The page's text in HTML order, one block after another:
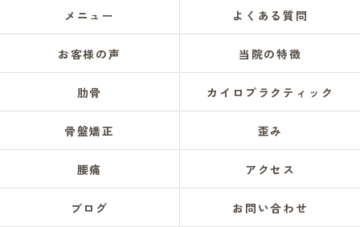
メニュー よくある質問
お客様の声 当院の特徴
肋骨 カイロプラクティック
骨盤矯正 歪み
腰痛 アクセス
ブログ お問い合わせ